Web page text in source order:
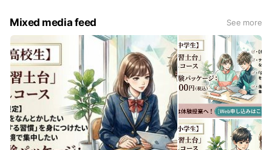
Mixed media feed See more